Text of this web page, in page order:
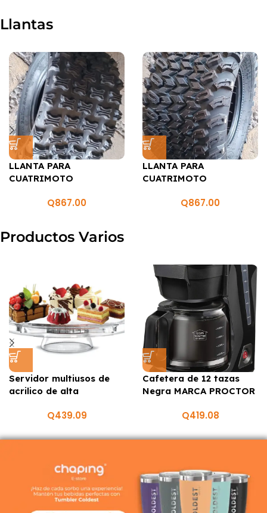
Llantas
LLANTA PARA
CUATRIMOTO
Q867.00
LLANTA PARA
CUATRIMOTO
Q867.00
Productos Varios
Servidor multiusos de
acrilico de alta
FRIDGEMATE
Q439.09
Cafetera de 12 tazas
Negra MARCA PROCTOR
Q419.08